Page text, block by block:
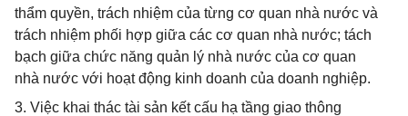
thẩm quyền, trách nhiệm của từng cơ quan nhà nước và
trách nhiệm phối hợp giữa các cơ quan nhà nước; tách
bạch giữa chức năng quản lý nhà nước của cơ quan
nhà nước với hoạt động kinh doanh của doanh nghiệp.
3. Việc khai thác tài sản kết cấu hạ tầng giao thông